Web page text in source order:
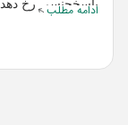
پاسخجنسی رخ دهد.
ادامه مطلب